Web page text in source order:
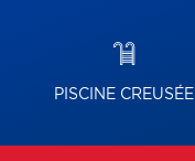
PISCINE CREUSÉE